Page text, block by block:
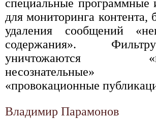
специальные программные
для мониторинга контента,
удаления сообщений
содержания».
уничтожаются
«провокационные
Владимир Парамонов